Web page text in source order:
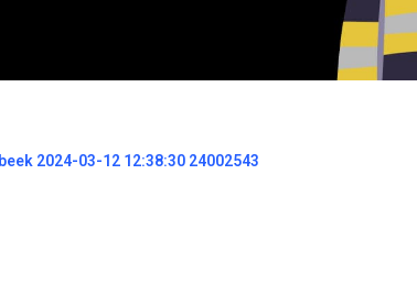
2024-03-12 12:38:30 24002543